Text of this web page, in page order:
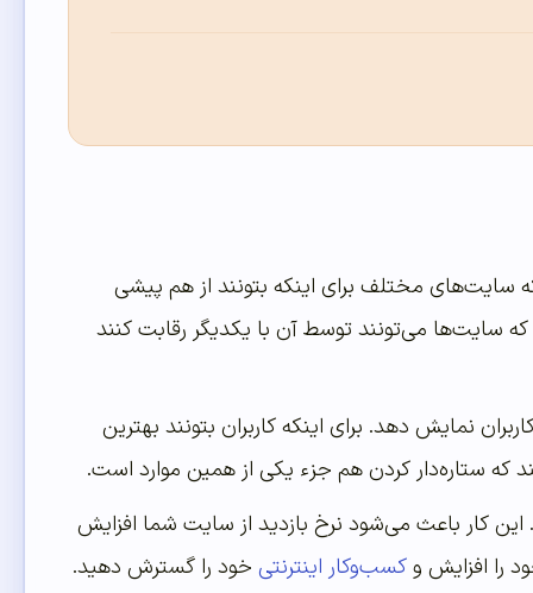
سایت‌های مختلف برای اینکه بتونند از هم پیشی
که سایت‌ها می‌تونند توسط آن با یکدیگر رقابت کنند
نمایش دهد. برای اینکه کاربران بتونند بهترین
که ستاره‌دار کردن هم جزء یکی از همین موارد است.
کار باعث می‌شود نرخ بازدید از سایت شما افزایش
را افزایش وکسب‌وکار اینترنتی خود را گسترش دهید.